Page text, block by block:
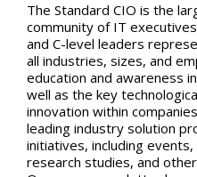
The Standard CIO is the
community of IT
and C-level leaders
all industries, sizes, and
education and awareness
well as the key
innovation within
leading industry solution
initiatives, including
research studies, and